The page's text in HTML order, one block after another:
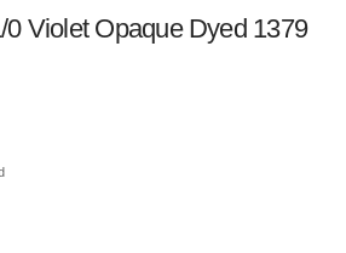
0 Violet Opaque Dyed 1379